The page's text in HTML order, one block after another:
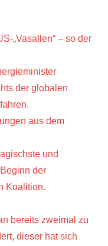
„Vasallen“ – so der
der globalen
aus dem
und
der
Koalition.
bereits zweimal zu
dieser hat sich